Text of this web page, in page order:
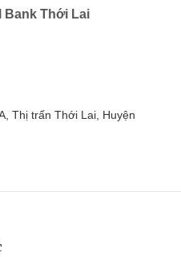
Bank Thới Lai
Thị trấn Thới Lai, Huyện